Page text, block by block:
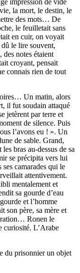
la mort, le destin, le
des mots… De
le feuilletait sans
en cuir, on voyait
dû le lire souvent,
des notes étaient
croyant, pensait
connais rien de tout
Un matin, alors
il fut soudain attaqué
jetèrent par terre et
de silence. Puis
l’avons eu ! ». Un
de sable. Grand,
bras au-dessus de sa
se précipita vers lui
camarades qui le
attentivement.
mentalement et
sa gourde d’eau
et l’homme
son père, sa mère et
Ronen le
curiosité. L’Arabe
du prisonnier un objet